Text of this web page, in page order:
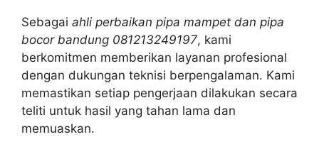
Sebagai ahli perbaikan pipa mampet dan pipa
bocor bandung 081213249197, kami
berkomitmen memberikan layanan profesional
dengan dukungan teknisi berpengalaman. Kami
memastikan setiap pengerjaan dilakukan secara
teliti untuk hasil yang tahan lama dan
memuaskan.